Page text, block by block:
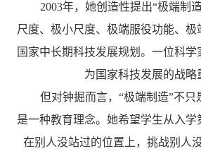
2003年，她创造性提出“极端
尺度、极小尺度、极端服役功能、极
国家中长期科技发展规划。一位科
为国家科技发展的战略
但对钟掘而言，“极端制造”不只
是一种教育理念。她希望学生从入
在别人没站过的位置上，挑战别人